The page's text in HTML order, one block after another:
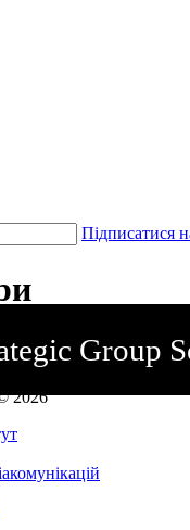
Підписатися
Group
досліджень
2026